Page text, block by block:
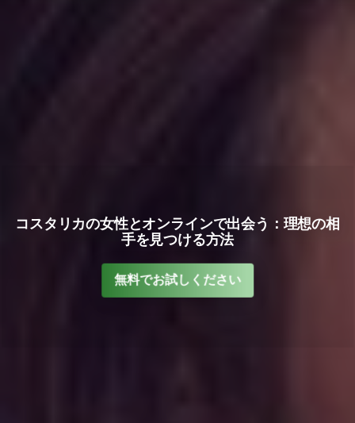
コスタリカの女性とオンラインで出会う：理想の相
手を見つける方法
無料でお試しください